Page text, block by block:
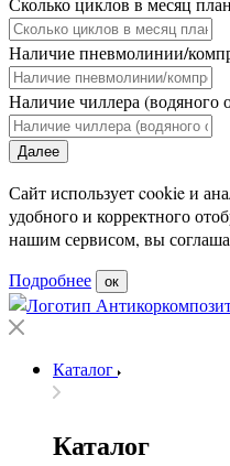
Наличие пневмолинии/
Наличие чиллера (водяного
Далее
Сайт использует cookie и
удобного и корректного
нашим сервисом, вы
Подробнее
ок
Каталог
Каталог